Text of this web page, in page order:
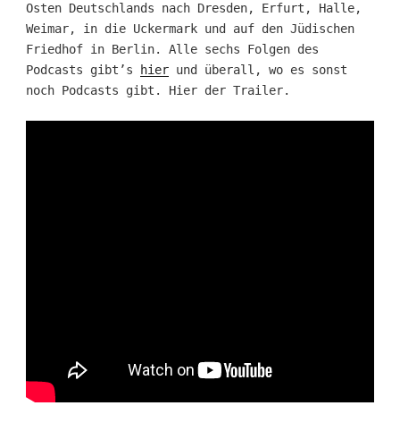
Osten Deutschlands nach Dresden, Erfurt, Halle,
Weimar, in die Uckermark und auf den Jüdischen
Friedhof in Berlin. Alle sechs Folgen des
Podcasts gibt’s
hierund überall, wo es sonst
noch Podcasts gibt. Hier der Trailer.